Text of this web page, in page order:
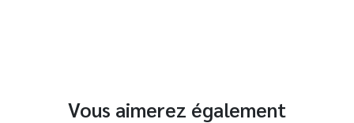
Vous aimerez également